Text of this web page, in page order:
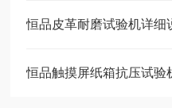
恒品皮革耐磨试验机详细
恒品触摸屏纸箱抗压试验